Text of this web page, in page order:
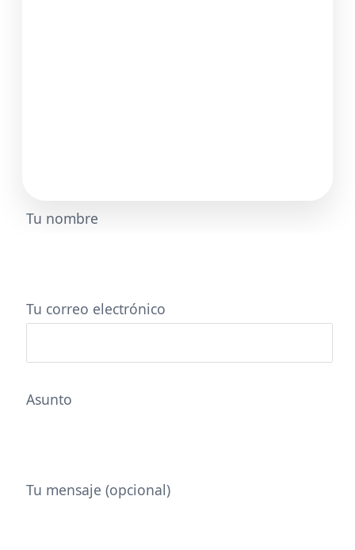
Tu nombre
Tu correo electrónico
Asunto
Tu mensaje (opcional)